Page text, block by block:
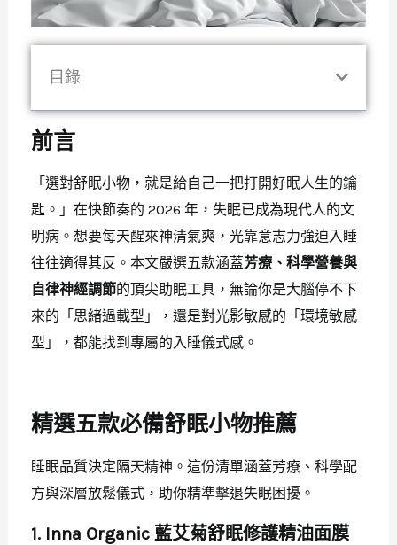
目錄
前言
「選對舒眠小物，就是給自己一把打開好眠人生的鑰
匙。」在快節奏的 2026 年，失眠已成為現代人的文
明病。想要每天醒來神清氣爽，光靠意志力強迫入睡
往往適得其反。本文嚴選五款涵蓋芳療、科學營養與
自律神經調節的頂尖助眠工具，無論你是大腦停不下
來的「思緒過載型」，還是對光影敏感的「環境敏感
型」，都能找到專屬的入睡儀式感。
精選五款必備舒眠小物推薦
睡眠品質決定隔天精神。這份清單涵蓋芳療、科學配
方與深層放鬆儀式，助你精準擊退失眠困擾。
1. Inna Organic 藍艾菊舒眠修護精油面膜